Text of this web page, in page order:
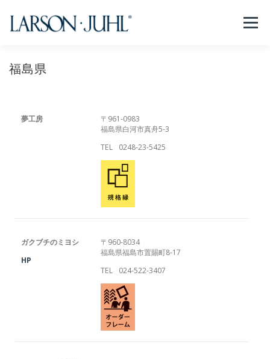
メニュー
NEWS
取扱店リスト
福島県
夢工房
〒961-0983
福島県白河市真舟5-3
TEL
0248-23-5425
ガクブチのミヨシ
HP
〒960-8034
福島県福島市置賜町8-17
TEL
024-522-3407